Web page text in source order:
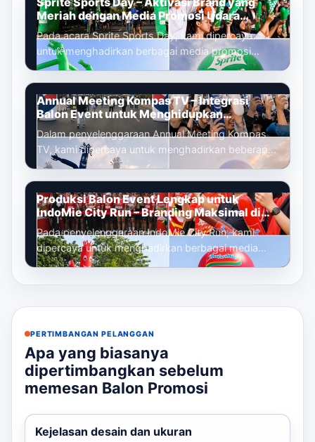
Meriah dengan Media Promosi Udara
Terintegrasi
Pada acara Sprite Sports Day, kami dipercaya
untuk menghadirkan berbagai media promosi
udara yang dirancang untuk memperkuat ident...
Annual Meeting Kompas TV – Integrasi
Balon Event untuk Menghidupkan
Pengalaman Peserta
Dalam penyelenggaraan Annual Meeting Kompas
TV, kami dipercaya untuk menghadirkan beberapa
media promosi udara yang tidak hanya be...
Produksi Balon Event Lengkap untuk
IndoMie City Run – Branding Maksimal di
Setiap Titik Acara
Pada penyelenggaraan IndoMie City Run, kami
dipercaya untuk menghadirkan berbagai media
promosi udara yang berfungsi sebagai eleme...
PERTIMBANGAN PELANGGAN
Apa yang biasanya
dipertimbangkan sebelum
memesan Balon Promosi
Kejelasan desain dan ukuran